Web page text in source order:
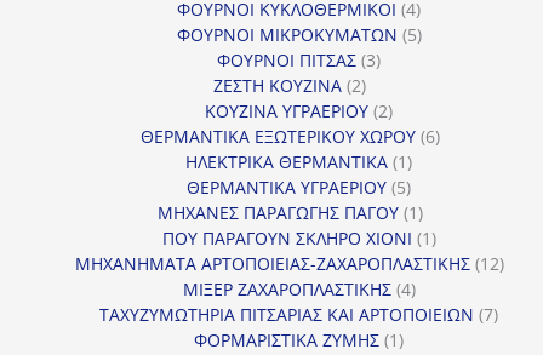
ΦΟΥΡΝΟΙ ΚΥΚΛΟΘΕΡΜΙΚΟΙ 44
προϊόντα
ΦΟΥΡΝΟΙ ΜΙΚΡΟΚΥΜΑΤΩΝ 55
ΦΟΥΡΝΟΙ ΠΙΤΣΑΣ 33
ΖΕΣΤΗ ΚΟΥΖΙΝΑ 22
προϊόντα
ΚΟΥΖΙΝΑ ΥΓΡΑΕΡΙΟΥ 22
προϊόντα
ΘΕΡΜΑΝΤΙΚΑ ΕΞΩΤΕΡΙΚΟΥ ΧΩΡΟΥ 66
ΗΛΕΚΤΡΙΚΑ ΘΕΡΜΑΝΤΙΚΑ 11
προϊόν
ΘΕΡΜΑΝΤΙΚΑ ΥΓΡΑΕΡΙΟΥ 55
προϊόντα
ΜΗΧΑΝΕΣ ΠΑΡΑΓΩΓΗΣ ΠΑΓΟΥ 11
προϊόν
ΠΟΥ ΠΑΡΑΓΟΥΝ ΣΚΛΗΡΟ ΧΙΟΝΙ 11
προϊόν
ΜΗΧΑΝΗΜΑΤΑ ΑΡΤΟΠΟΙΕΙΑΣ-ΖΑΧΑΡΟΠΛΑΣΤΙΚΗΣ 1212
ΜΙΞΕΡ ΖΑΧΑΡΟΠΛΑΣΤΙΚΗΣ 44
προϊόντα
ΤΑΧΥΖΥΜΩΤΗΡΙΑ ΠΙΤΣΑΡΙΑΣ ΚΑΙ ΑΡΤΟΠΟΙΕΙΩΝ 77
ΦΟΡΜΑΡΙΣΤΙΚΑ ΖΥΜΗΣ 11